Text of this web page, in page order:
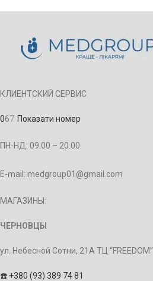
КЛИЕНТСКИЙ СЕРВИС
067 Показати номер
ПН-НД: 09.00 – 20.00
E-mail: medgroup01@gmail.com
МАГАЗИНЫ:
ЧЕРНОВЦЫ
ул. Небесной Сотни, 21А ТЦ “FREEDOM”
☎️ +380 (93) 389 74 81